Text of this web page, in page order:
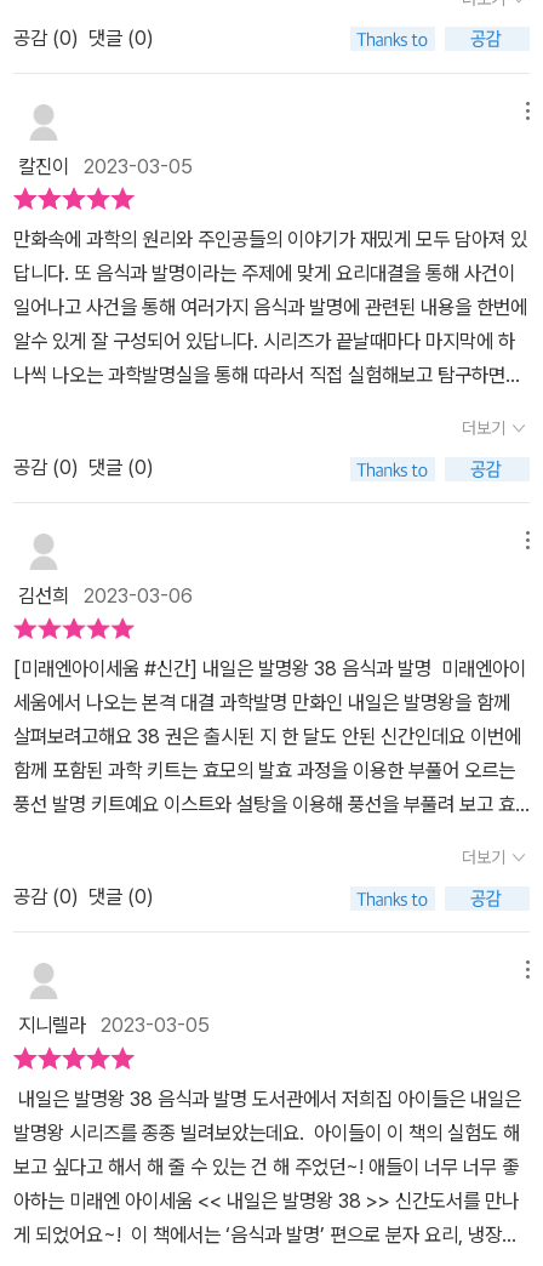
감 풍선 서바이벌 게임 이후 엘리를 보면 심장이 두근대고 얼굴이 빨
개지는데...재미있는 과학이야기는 물론 어린 시절 풋풋한 감정도 유
한이를 통해 느낄 수 있어 웃음이 지어졌어요.유한이는 미래의 음식
으로 치킨 맛 알약을 떠올리는 기발함을 지니고 있고요.​같은 팀의 한
대범은 발명뿐만 아니라 제빵 실력까지 갖추고 있는 한국B팀의 에이
스라고나 할까요.카스텔라를 만들 때 뿜어져 나오는 잘생김으로 많은
여자친구들의 인기를 독차지하는데요.ㅎ이런 캐릭터 넘 좋다는...성
격도 참 좋은 것 같은데 대범이는 같은 한국 C팀을 지켜보며 응원한
답니다.​이러한 한국 대표 발명 B팀의 실질적 리더는 한아름인데요.카
리스마가 넘치는 여자친구인데 대결 주제인 '미래의 음식'에 대한 핵
심 아이디어를 이번 편에서 제공하더라고요.한아름은 정확하게 알고
션을 수행하게 되는데 덕분에 아이와 저도 이 부분에 대해 잘 알 수 있
었어요.​그리고 한국 대표 발명 C팀도 주목해봐야할 텐데요.조예나는
한대범을 오랜 시간 짝사랑해왔다고 하여 제 마음이.. ㅎ아무렇지 않
은 척 대범이를 대하지만 어색하기만 하여 이 청춘을 어떡하면 좋을
구들의 이목을 끄는 귀여운 소년으로요.브라질 팀과 독일 팀의 대화
를 듣고 발명 아이디어를 생각해내게 되는데..자신이 태운 냄비를 깨
끗이 닦아 내는 책임감도 지니고 있어서 다들 착하더라고요.​이 외에
도 엘리는 유한이의 마음이 궁금하고요.이탈리아 팀의 레오는 진심으
로 한국 B팀을 응원하고 있으니 이 친구들 잘해야겠네요!재미있는 과
학학습만화도 유익하지만 페이지 중간 중간에는 '집에서 탐구하
기','세상을 바꾼 발명품','발명 POINT','생활 속의 발명', '방갑수의 발
명 일기', '만화 속 발명 보고서', '핵심 노트' 등이 있어서 더 많은 과학
지식을 채울 수 있어 좋았어요.울 아이 이러한 부분도 빼놓지 않고 잘
하고 재미있었어요.검정 비닐봉지를 씌우지 않은 콩나물에서는 초록
색의 콩나물이 자랐는데 이는 광합성을 하면서 엽록소를 만들었기 때
문!우리가 왜 노란색 콩나물을 주로 먹는 지도 사실 몰랐었는데 초록
색 콩나물은 영양분은 더 풍부하지만 식감이 억세고 질긴 편이기 때
문이어서요.일상에서도 조금 더 호기심을 지니면 과학적으로 접근할
수 있구나 싶었어요.​또한 함께 만나본 내일은 발명왕 38권 음식과 발
명 편의 발명키트~효모의 발효 과정을 이용한 부풀어 오르는 풍선도
직접 만들어봐야죠?!​책속에는 실험방법이 사진과 함께 잘 소개되어
가 잘 되고 있군 ~ 하면서 말이죠. ㅎㅎㅎ 무엇보다 책으로 배우고 키
습만화로 추천하고 싶어요! ​​​<미래엔아이세움에서 도서만을 제공받아
주관적으로 작성된 리뷰입니다. >​
8강 대결이 시작되었어요. 음식 역시 위대한 발명의 산물! 음식을 주
제로 세계 발명 올림피아드의 8강 대결이 시작되었습니다!! 한국 B팀
은 브라질 팀과 대결을 펼치게 되었어요. ​ <내일은 발명왕> 38권
‘음식과 발명’ 편에서는 분자 요리, 냉장고, 레토르트 식품 등의 발명
품을 통해 자연스럽게 과학 이론을 접하고, 음식과 요리에 관련된 각
종 발명품과 작동 원리에 대해 알 수 있도록 구성하고 있었어요. 뿐만
아니라 과학 교과서 ‘4학년 1학기 – 식물의 한살이‘ 단원에서 식물의
재배 환경, 5학년 2학기 – 산과 염기’ 단원에서 산성, 염기성, 중화 반
응‘ 등 꼭 알고 넘어가야 하는 교과서 속 핵심 원리들까지 자연스럽게
알게 해주더라구요. ​ ‘집에서 탐구하기’에서는 기름콩을 이용해
콩나물을 직접 길러 보고 재배 환경이 식물에 미치는 영향에 대해 알
아보았어요. 저희 아이도 콩나물 재배를 한 적이 있었는데 그 때가 생
각나네요~ 4학년때 전국 초등학생이 키운다죠~ ㅎㅎ '세상을 바꾼
발명품’에서는 냉장고에 대해 알아보고, ‘생활 속의 발명’에서는 분자
서는 정전 분무 기술을 이용해 만드는 냄새 없는 음식물 쓰레기통에
대해서 알아보았어요. '발명일기’에서는 달고나 만들기와 관련해 발
명 아이디어를 얻는 과정을 살펴보았어요. ‘핵심 노트’에서는 라면, 아
이스크림, 인스턴트커피, 스파게티 등 여러 가지 음식과 발명에 관련
된 내용을 한눈에 알아볼 수 있도록 했어요. 음식에 담긴 과학을 발견
하는 내용이라 정말 아이들이 읽는 내내 좋아하더라구요! 이렇게
흥미진진한 발명대결을 통해서 창의적인 사고를 키워주는 발명만화
~ <내일은 발명왕> 시리즈를 통해 발명이 어렵고 멀리 있는 것이 아
디어들이 모여서 실제로 과학 발명품이 되는 짜릿한 순간도 맛보게
되지요. 이 과정속에서 교과서의 과학 이론과 용어들을 자연스럽게
배울 수 있답니다. 그리고 책으로 배운 개념들을 직접 발명 키트로
완성하기까지 하면 모든 과정이 끝이 나는데요~ 따로 준비하지 않아
도 과학 키트까지 딱 맞게 준비가 되니 엄마는 너무 편하죠!! 즐겁게
과학을 학습할 친구들 모두 모두 모이세요!!!! <내일은 발명왕 38권>
을 읽으며 즐거운 시간을 보내요!! ​ -출판사에서 책을 제공받아 열
심히 읽고 남기는 리뷰입니다-​
공감 (0) 댓글 (0)
칼진이 2023-03-05
만화속에 과학의 원리와 주인공들의 이야기가 재밌게 모두 담아져 있
답니다. 또 음식과 발명이라는 주제에 맞게 요리대결을 통해 사건이
일어나고 사건을 통해 여러가지 음식과 발명에 관련된 내용을 한번에
알수 있게 잘 구성되어 있답니다. ​시리즈가 끝날때마다 마지막에 하
나씩 나오는 과학발명실을 통해 따라서 직접 실험해보고 탐구하면서
화로 내용을 담고있기때문에 초등저학년부터 고학년까지 쉽게 따라
하고 과학공부도 할수있어 학습효과도 크답니다. ​​내일은발명왕38 음
식과발명 과학발명실 - 1.집에서 탐구하기 집에서 콩나물을 키울 수
있는 키트가 나와집에서도 쉽게 따라서 만들어볼 수 있어요. 그리고
재배환경을 다르게 하여 실험합니다. 하나는 검정 비닐봉지로 감싸고
하나는 그냥 두고 일주일간 물을 주며 기름콩의 상태를 비교, 관찰합
니다. 그 결과를 통해 농작물을 키울때 필요한 환경요소를 생각해 과
학적으로 접근하도록 도와준답니다. ​마지막으로 내일은발명왕 발명
키트도 함께 들어있어 아이들이 어떤 실험을 할 수 있을지 기대를 합
니다. 책도보고 발명키트를 통해 과학활동을 재밌게 할 수 있어 재미
가 두배가 된답니다. ​어린이도서 내일은발명왕 그리고 발명키트까지
초등학생부터 읽기에 너무 좋은 과학만화책 이군요!! 특히 과학이나
과학실험에 흥미가 있고 좋아한다면 내일은발명왕 어린이도서 추천
합니다.
더보기
공감 (0) 댓글 (0)
김선희 2023-03-06
[미래엔아이세움 #신간] 내일은 발명왕 38 음식과 발명 ​​​ 미래엔아이
세움에서 나오는 본격 대결 과학발명 만화인 내일은 발명왕을 함께
살펴보려고해요 38 권은 출시된 지 한 달도 안된 신간인데요 이번에
함께 포함된 과학 키트는 효모의 발효 과정을 이용한 부풀어 오르는
풍선 발명 키트예요 이스트와 설탕을 이용해 풍선을 부풀려 보고 효
있는 재미있는 과학 발명 키트 지요^^ 음식이 주제인 만큼 더 즐겁게
읽어보려구요~~​​ 정신없이 진행된 본선 대결 때문에 지쳐버린 참가
팀들을 보며 협회장은 특별 이벤트로 물감 풍선 서바이벌 게임을 제
한했었죠? 그때 재미있는 아이디어로 방어하고 공격하는 친구들의
된다니 한국B팀에 친구들이 8강에서는 어떤 활약을 보여줄지 너무
궁금해요ㅎㅎ​​이번 8강 대결의 주제는 바로 음식인데요 본격적으로
대회가 시작되지 않아서 그런지 아니면 우리 친구들이 너무 순수해서
그런지 대결 보다는 배고픔에 더 집중한 것 같네요 ㅎㅎ 이번 8강에
서 한국B팀은 브라질과 함께 경쟁하게 되었는데요 주제는 미래의 음
식이에요 음식에 대한 다양한 과학적인 현상들을 함께 살펴볼 수 있
게 될 것 같아 너무 기대됩니다​​ 많은 팀들이 음식을 만들기 위해 조금
더보기
공감 (0) 댓글 (0)
지니렐라 2023-03-05
내일은 발명왕 38 음식과 발명 도서관에서 저희집 아이들은 내일은
발명왕 시리즈를 종종 빌려보았는데요. 아이들이 이 책의 실험도 해
보고 싶다고 해서 해 줄 수 있는 건 해 주었던~! 애들이 너무 너무 좋
아하는 미래엔 아이세움 << 내일은 발명왕 38 >> 신간도서를 만나
게 되었어요~! 이 책에서는 ‘음식과 발명’ 편으로 분자 요리, 냉장고,